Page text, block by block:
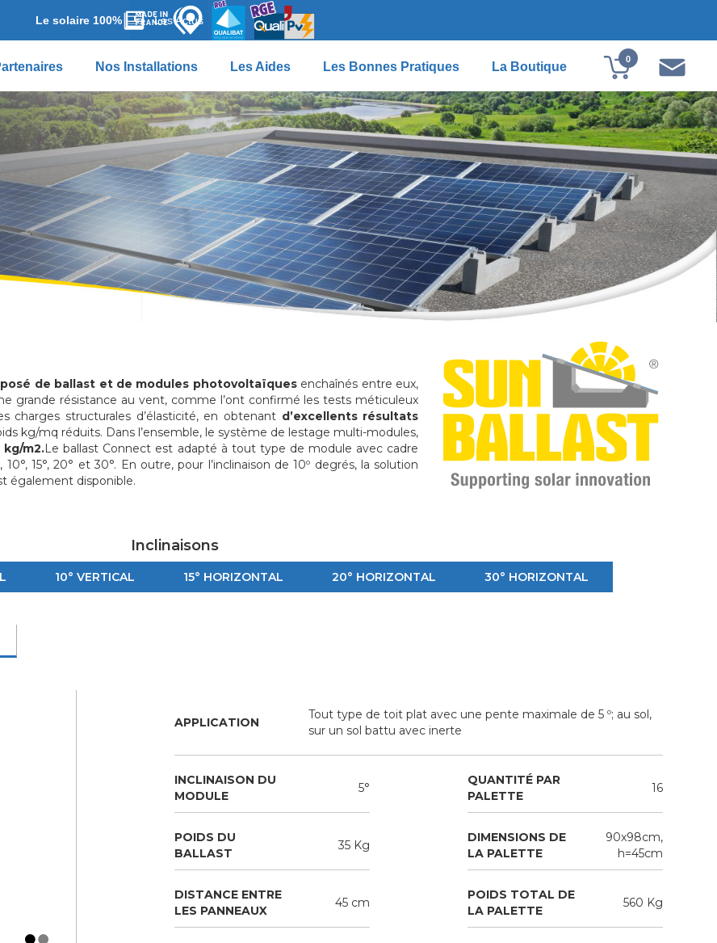
Le solaire 100% Les Actus
Nos Installations Les Aides Les Bonnes Pratiques La Boutique
0
de ballast et de modules photovoltaïquesenchaînés entre eux,
grande résistance au vent, comme l’ont confirmé les tests méticuleux
charges structurales d’élasticité, en obtenant d’excellents résultats
kg/mq réduits. Dans l’ensemble, le système de lestage multi-modules,
m2.Le ballast Connect est adapté à tout type de module avec cadre
15°, 20° et 30°. En outre, pour l’inclinaison de 10º degrés, la solution
également disponible.
Inclinaisons
10° VERTICAL 15° HORIZONTAL 20° HORIZONTAL 30° HORIZONTAL
APPLICATION
Tout type de toit plat avec une pente maximale de 5 º; au sol,
sur un sol battu avec inerte
INCLINAISON DU
MODULE
5°
QUANTITÉ PAR
PALETTE
16
POIDS DU
BALLAST
35 Kg
DIMENSIONS DE
LA PALETTE
90x98cm,
h=45cm
DISTANCE ENTRE
LES PANNEAUX
45 cm
POIDS TOTAL DE
LA PALETTE
560 Kg